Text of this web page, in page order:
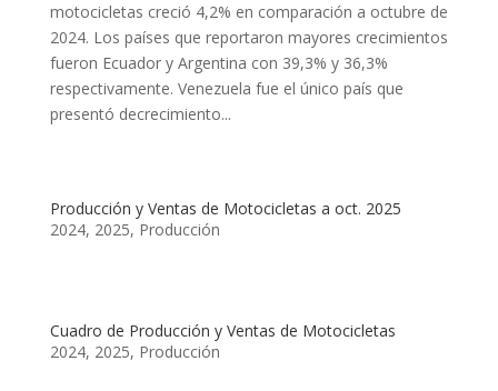
motocicletas creció 4,2% en comparación a octubre de
2024. Los países que reportaron mayores crecimientos
fueron Ecuador y Argentina con 39,3% y 36,3%
respectivamente. Venezuela fue el único país que
presentó decrecimiento...
Producción y Ventas de Motocicletas a oct. 2025
2024, 2025, Producción
Cuadro de Producción y Ventas de Motocicletas
2024, 2025, Producción